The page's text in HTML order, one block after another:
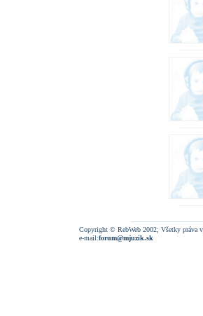
Copyright © RebWeb 2002; Všetky práva
e-mail:forum@mjuzik.sk